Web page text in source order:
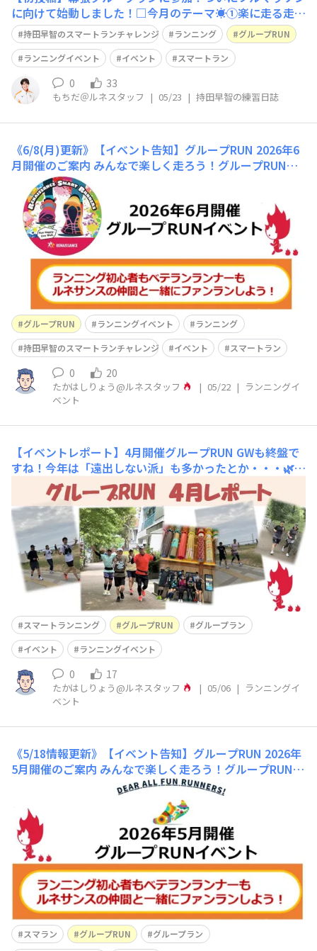
に向けて始動しました！□今月のテーマ☀️①楽に走る走り
方を見つける②ランニングを習慣にする□今日のトレーニ
ング🏃🏼‍♀️（ 実施時間、走った距離・時間、場所、ペース
など）グループRUNイベント ～幕張・稲毛シーサイド
ランニングコース～🌊🌞時間：約9
持田早智のスマートランチャレンジ ランニング
グループRUN
ランニングイベント
イベント スマートラン
0 33
もちだ＠ルネスタッフ | 05/23 | 持田早智の練習日誌
《6/8(月)更新》【イベント告知】グループRUN 2026年6
月開催のご案内 みんなで楽しく走ろう！グループRUNイ
ベント🏃‍♀️💨梅雨の晴れ間のRUNで心も体も爽やかに！🌿
✨6月も『グループRUNイベント』を各地で開催します🏃‍♂️
🏃‍♀️💨グループRUNは、それぞれの走力に合わせて無理な
く楽しめる"ファンラン"イベント🌈美しい景色を眺めた
り、仲間との会話を楽しみながら走れ
グループRUN ランニングイベント
ランニング
持田早智のスマートランチャレンジ
イベント スマートラン
0 20
たかはしりょう@ルネスタッフ | 05/22 | ランニングイ
ベント
【イベントレポート】4月開催グループRUN GWも終盤で
すね！今年は「遠出しない派」も多かったとか・・・🌿✨
地元であれ、旅先であれ、爽やかな新緑の空気を吸いなが
らのファンラン✨🌿最高ですよね！引き続きファンランシ
ーズン真っ最中。タイムやペース、距離を気にせず「気持
ちよく走る」ひと時を楽しんでください。4月の「グルー
プRUN」の様子をお届けし
スマートランニング グループRUN
グループラン
イベント
ランニングイベント
0 17
たかはしりょう@ルネスタッフ | 05/06 | ランニングイ
ベント
《5/18情報更新》【イベント告知】グループRUN 2026年
5月開催のご案内 みんなで楽しく走ろう！グループRUNイ
ベント🏃‍♀️💨新緑がまぶしい季節、心も体も軽やかに！🌿
✨5月も『グループRUNイベント』を各地で開催します🏃‍♂️
🏃‍♀️💨​グループRUNは、それぞれの走力に合わせて無理な
く楽しめる"ファンラン"イベント🌈美しい景色を眺めた
り、仲間との会話を楽しみながら走れ
スマラン グループRUN
グループラン